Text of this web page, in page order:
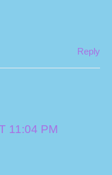
Reply
11:04 PM